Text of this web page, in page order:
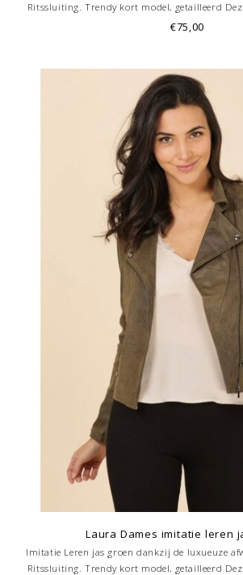
Ritssluiting. Trendy kort model, getailleerd
ook bij onze winkel in
€75,00
Laura Dames imitatie leren
Imitatie Leren jas groen dankzij de luxueuze
Ritssluiting. Trendy kort model, getailleerd